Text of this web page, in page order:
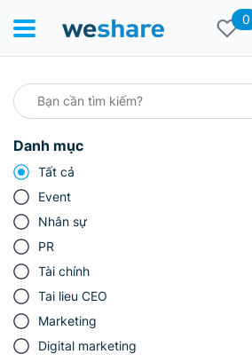
0
Danh mục
Tất cả
Event
Nhân sự
PR
Tài chính
Tai lieu CEO
Marketing
Digital marketing